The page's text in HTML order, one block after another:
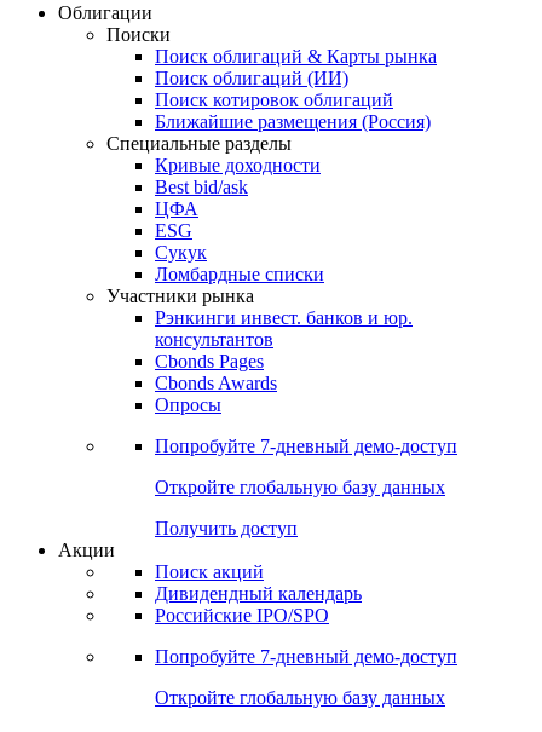
Облигации
Поиски
Поиск облигаций & Карты рынка
Поиск облигаций (ИИ)
Поиск котировок облигаций
Ближайшие размещения (Россия)
Специальные разделы
Кривые доходности
Best bid/ask
ЦФА
ESG
Сукук
Ломбардные списки
Участники рынка
Рэнкинги инвест. банков и юр.
консультантов
Cbonds Pages
Cbonds Awards
Опросы
Попробуйте 7-дневный демо-доступ
Откройте глобальную базу данных
Получить доступ
Акции
Поиск акций
Дивидендный календарь
Российские IPO/SPO
Попробуйте 7-дневный демо-доступ
Откройте глобальную базу данных